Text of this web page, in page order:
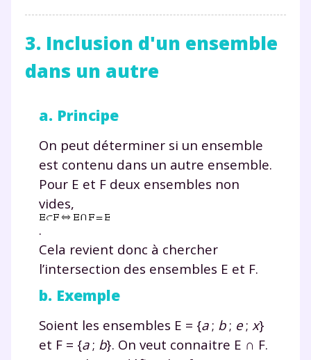
3. Inclusion d'un ensemble
dans un autre
a. Principe
On peut déterminer si un ensemble
est contenu dans un autre ensemble.
Pour E et F deux ensembles non
vides,
.
Cela revient donc à chercher
l’intersection des ensembles E et F.
b. Exemple
Soient les ensembles E = {a; b; e; x}
et F = {a; b}. On veut connaitre E ∩ F.
Envie de progresser
et de réussir votre